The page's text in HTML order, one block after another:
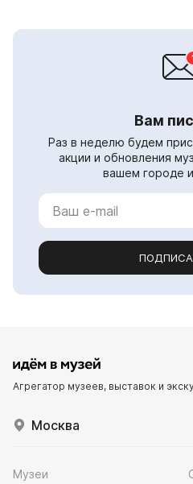
Вам
Раз в неделю будем
акции и обновления
вашем городе
Агрегатор музеев, выставок и
Москва
Музеи